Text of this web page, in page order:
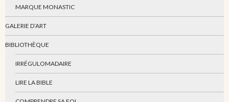
MARQUE MONASTIC
GALERIE D’ART
BIBLIOTHÈQUE
IRRÉGULOMADAIRE
LIRE LA BIBLE